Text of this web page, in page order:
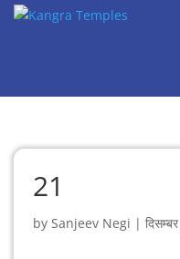
21
by Sanjeev Negi |